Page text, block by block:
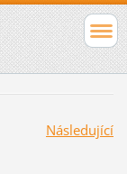
Následující